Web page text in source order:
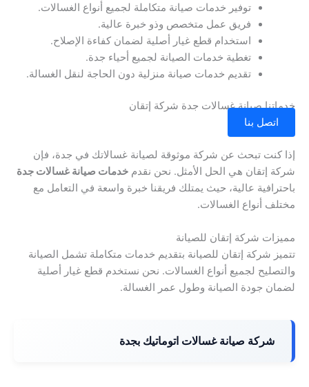
توفير خدمات صيانة متكاملة لجميع أنواع الغسالات.
فريق عمل متخصص وذو خبرة عالية.
استخدام قطع غيار أصلية لضمان كفاءة الإصلاح.
تغطية خدمات الصيانة لجميع أحياء جدة.
تقديم خدمات صيانة منزلية دون الحاجة لنقل الغسالة.
خدماتنا صيانة غسالات جدة شركة إتقان
اتصل بنا
إذا كنت تبحث عن شركة موثوقة لصيانة غسالاتك في جدة، فإن
شركة إتقان هي الحل الأمثل. نحن نقدم خدمات صيانة غسالات جدة
باحترافية عالية، حيث يمتلك فريقنا خبرة واسعة في التعامل مع
مختلف أنواع الغسالات.
مميزات شركة إتقان للصيانة
تتميز شركة إتقان للصيانة بتقديم خدمات متكاملة تشمل الصيانة
والتصليح لجميع أنواع الغسالات. نحن نستخدم قطع غيار أصلية
لضمان جودة الصيانة وطول عمر الغسالة.
شركة صيانة غسالات اتوماتيك بجدة